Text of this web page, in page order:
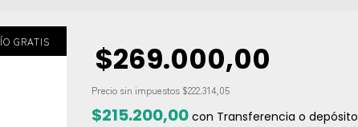
GRATIS $269.000,00
Precio sin impuestos $222.314,05
$215.200,00 con Transferencia o depósito